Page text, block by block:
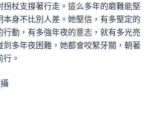
拐杖支撐著行走。這么多年的磨難能堅
本身不比別人差。她堅信，有多堅定的
行動，有多強年夜的意志，就有多光亮
到多年夜困難，她都會咬緊牙關，朝著
。